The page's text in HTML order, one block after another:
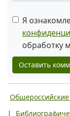
Я
обработку
Оставить
|